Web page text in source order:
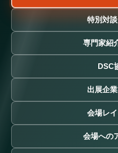
特別対
専門家紹
DSC
出展企
会場レ
会場への